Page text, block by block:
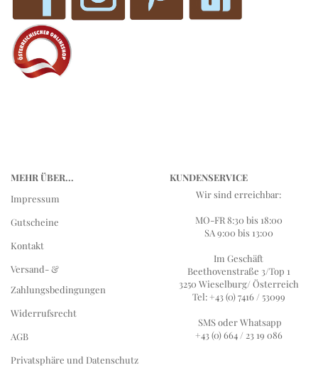
MEHR ÜBER...
Impressum
Gutscheine
Kontakt
Versand- &
Zahlungsbedingungen
Widerrufsrecht
AGB
Privatsphäre und Datenschutz
KUNDENSERVICE
Wir sind erreichbar:
MO-FR 8:30 bis 18:00
SA 9:00 bis 13:00
Im Geschäft
Beethovenstraße 3/Top 1
3250 Wieselburg/ Österreich
Tel: +43 (0) 7416 / 53099
SMS oder Whatsapp
+43 (0) 664 / 23 19 086